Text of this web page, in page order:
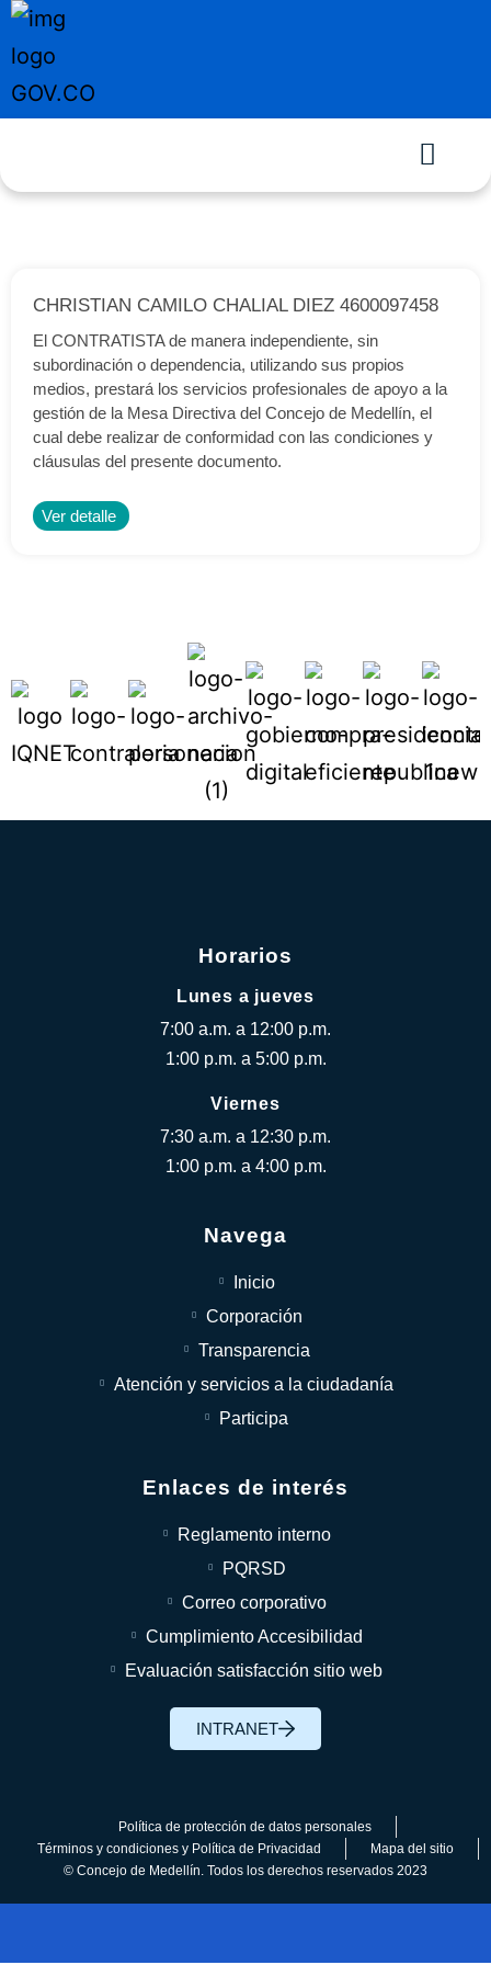
CHRISTIAN CAMILO CHALIAL DIEZ 4600097458
El CONTRATISTA de manera independiente, sin
subordinación o dependencia, utilizando sus propios
medios, prestará los servicios profesionales de apoyo a la
gestión de la Mesa Directiva del Concejo de Medellín, el
cual debe realizar de conformidad con las condiciones y
cláusulas del presente documento.
Ver detalle
Horarios
Lunes a jueves
7:00 a.m. a 12:00 p.m.
1:00 p.m. a 5:00 p.m.
Viernes
7:30 a.m. a 12:30 p.m.
1:00 p.m. a 4:00 p.m.
Navega
Inicio
Corporación
Transparencia
Atención y servicios a la ciudadanía
Participa
Enlaces de interés
Reglamento interno
PQRSD
Correo corporativo
Cumplimiento Accesibilidad
Evaluación satisfacción sitio web
INTRANET
Política de protección de datos personales
Términos y condiciones y Política de Privacidad
Mapa del sitio
© Concejo de Medellín. Todos los derechos reservados 2023